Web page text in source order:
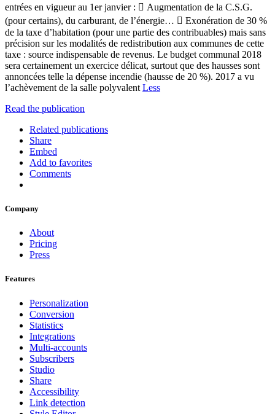
entrées en vigueur au 1er janvier :  Augmentation de la C.S.G.
(pour certains), du carburant, de l’énergie…  Exonération de 30 %
de la taxe d’habitation (pour une partie des contribuables) mais sans
précision sur les modalités de redistribution aux communes de cette
taxe : source indispensable de revenus. Le budget communal 2018
sera certainement un exercice délicat, surtout que des hausses sont
annoncées telle la dépense incendie (hausse de 20 %). 2017 a vu
l’achèvement de la salle polyvalent Less
Read the publication
Related publications
Share
Embed
Add to favorites
Comments
Company
About
Pricing
Press
Features
Personalization
Conversion
Statistics
Integrations
Multi-accounts
Subscribers
Studio
Share
Accessibility
Link detection